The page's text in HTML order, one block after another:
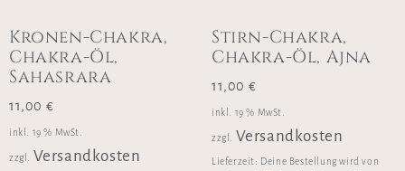
Kronen-Chakra,
Chakra-Öl,
Sahasrara
11,00 €
inkl. 19 % MwSt.
zzgl. Versandkosten
Stirn-Chakra,
Chakra-Öl, Ajna
11,00 €
inkl. 19 % MwSt.
zzgl. Versandkosten
Lieferzeit: Deine Bestellung wird von